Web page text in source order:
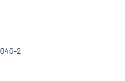
2